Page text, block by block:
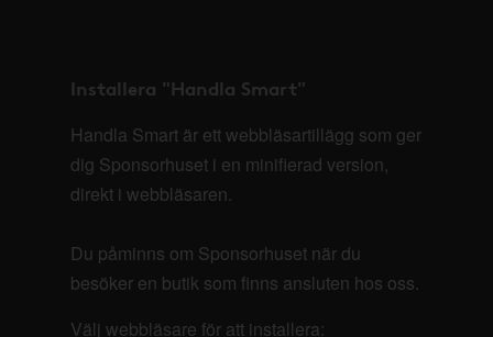
Installera "Handla Smart"
Handla Smart är ett webbläsartillägg som ger
dig Sponsorhuset i en minifierad version,
direkt i webbläsaren.
Du påminns om Sponsorhuset när du
besöker en butik som finns ansluten hos oss.
Välj webbläsare för att installera: